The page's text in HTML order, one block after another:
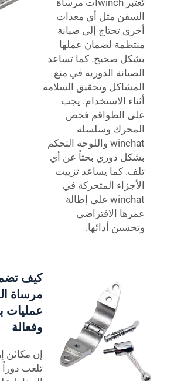
السفن مثل أي معدات
أخرى تحتاج إلى صيانة
منتظمة لضمان عملها
بشكل صحيح. كما تساعد
الصيانة الدورية في منع
المشاكل وتحقيق السلامة
أثناء الاستخدام. يجب
على الطواقم فحص
المحرك وسلسلة
winchat واللوحة التحكم
بشكل دوري بحثاً عن أي
تلف. كما يساعد تزييت
الأجزاء المتحركة في
winchat على إطالة
عمرها الافتراضي
وتحسين أدائها.
مرساة
عمليات
وفعالة
إن مكائن
تلعب